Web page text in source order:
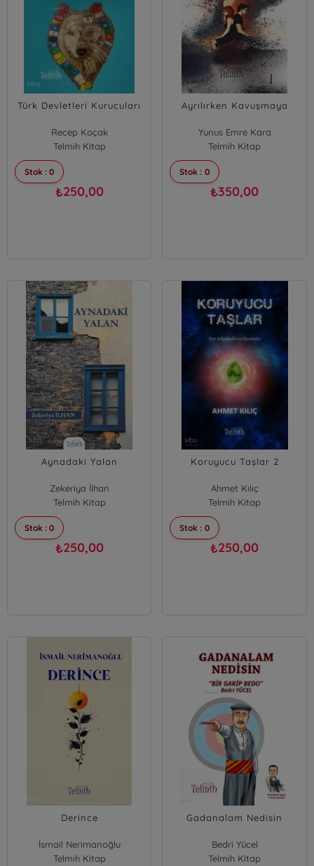
Türk Devletleri Kurucuları
Recep Koçak
Telmih Kitap
Stok : 0
₺250,00
Ayrılırken Kavuşmaya
Yunus Emre Kara
Telmih Kitap
Stok : 0
₺350,00
Aynadaki Yalan
Zekeriya İlhan
Telmih Kitap
Stok : 0
₺250,00
Koruyucu Taşlar 2
Ahmet Kılıç
Telmih Kitap
Stok : 0
₺250,00
Derince
İsmail Nerimanoğlu
Telmih Kitap
Gadanalam Nedisin
Bedri Yücel
Telmih Kitap